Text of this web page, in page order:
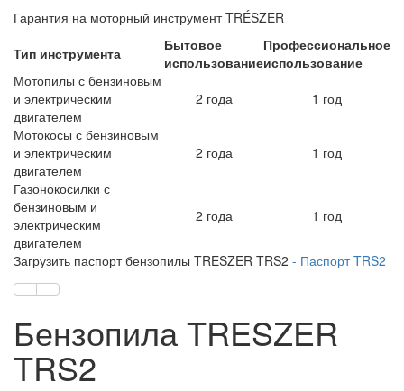
Гарантия на моторный инструмент TRÉSZER
Тип инструмента
Бытовое
использование
Профессиональное
использование
Мотопилы с бензиновым
и электрическим
двигателем
2 года
1 год
Мотокосы с бензиновым
и электрическим
двигателем
2 года
1 год
Газонокосилки с
бензиновым и
электрическим
двигателем
2 года 1 год
Загрузить паспорт бензопилы TRESZER TRS2 - Паспорт TRS2
Бензопила TRESZER
TRS2